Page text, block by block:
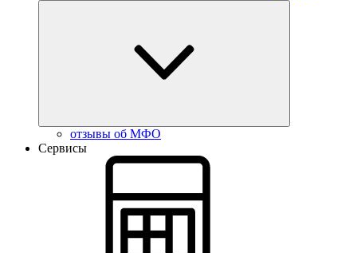
отзывы об МФО
Сервисы